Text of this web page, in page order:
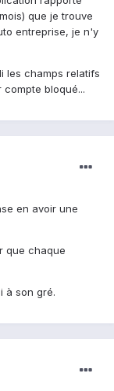
que je trouve
entreprise, je n'y
les champs relatifs
bloqué...
en avoir une
que chaque
à son gré.